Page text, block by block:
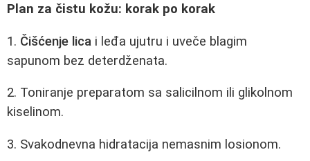
Plan za čistu kožu: korak po korak
1. Čišćenje lica i leđa ujutru i uveče blagim
sapunom bez deterdženata.
2. Toniranje preparatom sa salicilnom ili glikolnom
kiselinom.
3. Svakodnevna hidratacija nemasnim losionom.